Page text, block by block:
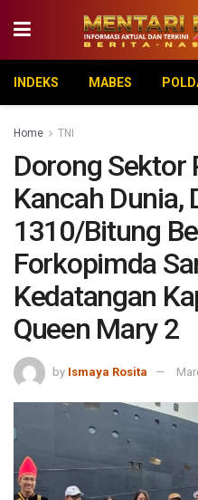
INDEKS MABES
Home TNI
Dorong Sektor
Kancah Dunia,
1310/Bitung
Forkopimda
Kedatangan
Queen Mary 2
by Ismaya Rosita